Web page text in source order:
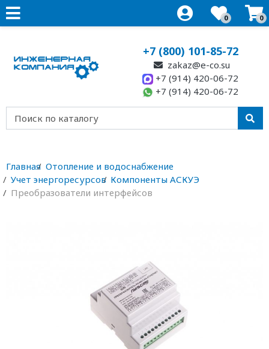
0 0
+7 (800) 101-85-72
zakaz@e-co.su
+7 (914) 420-06-72
+7 (914) 420-06-72
Главная Отопление и водоснабжение
Учет энергоресурсов Компоненты АСКУЭ
Преобразователи интерфейсов